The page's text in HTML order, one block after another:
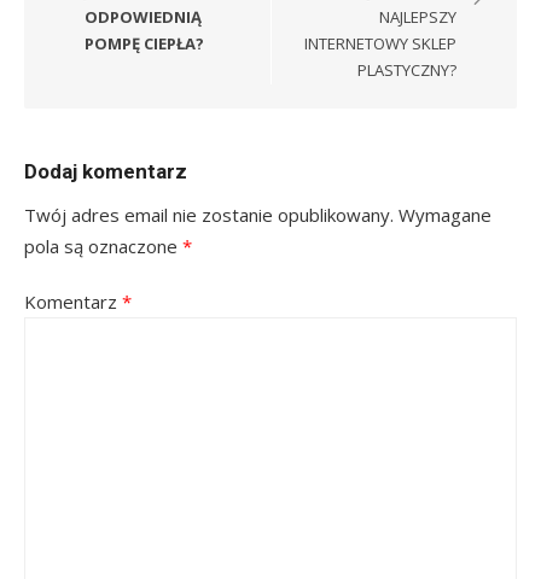
ODPOWIEDNIĄ
POMPĘ CIEPŁA?
NAJLEPSZY
INTERNETOWY SKLEP
PLASTYCZNY?
Dodaj komentarz
Twój adres email nie zostanie opublikowany. Wymagane
pola są oznaczone *
Komentarz *